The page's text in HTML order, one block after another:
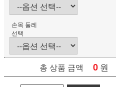
손목 둘레
선택
총 상품 금액 0 원